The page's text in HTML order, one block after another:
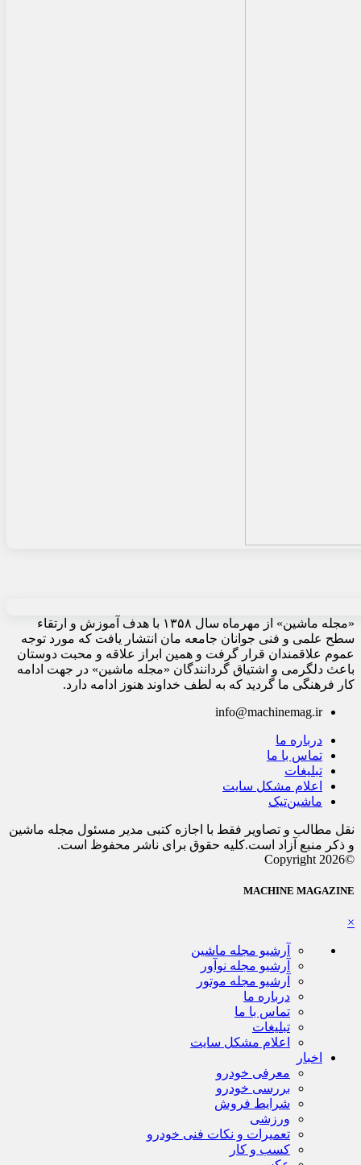
«مجله ماشین» از مهرماه سال ۱۳۵۸ با هدف آموزش و ارتقاء
سطح علمی و فنی جوانان جامعه مان انتشار یافت که مورد توجه
عموم علاقمندان قرار گرفت و همین ابراز علاقه و محبت دوستان
باعث دلگرمی و اشتیاق گردانندگان «مجله ماشین» در جهت ادامه
کار فرهنگی ما گردید که به لطف خداوند هنوز ادامه دارد.
info@machinemag.ir
درباره ما
تماس با ما
تبلیغات
اعلام مشکل سایت
ماشین‌تیک
نقل مطالب و تصاویر فقط با اجازه کتبی مدیر مسئول مجله ماشین
و ذکر منبع آزاد است.کلیه حقوق برای ناشر محفوظ است.
©Copyright 2026
MACHINE MAGAZINE
×
آرشیو مجله ماشین
آرشیو مجله نوآور
آرشیو مجله موتور
درباره ما
تماس با ما
تبلیغات
اعلام مشکل سایت
اخبار
معرفی خودرو
بررسی خودرو
شرایط فروش
ورزشی
تعمیرات و نکات فنی خودرو
کسب و کار